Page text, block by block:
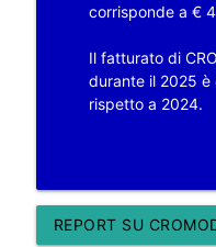
corrisponde a €
Il fatturato di
durante il 2025 è
rispetto a 2024.
REPORT SU